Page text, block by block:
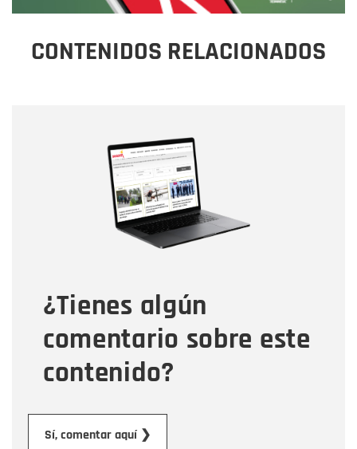
CONTENIDOS RELACIONADOS
¿Tienes algún
comentario sobre este
contenido?
Sí, comentar aquí ❯
Correo electrónico
Tipo de comentario
Mensaje